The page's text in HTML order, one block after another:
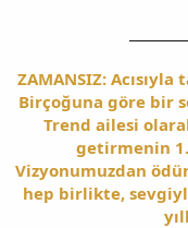
ZAMANSIZ: Acısıyla
Birçoğuna göre bir
Trend ailesi
getirmenin 1.
Vizyonumuzdan
hep birlikte,